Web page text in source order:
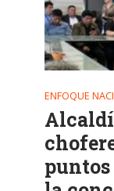
ENFOQUE
puntos